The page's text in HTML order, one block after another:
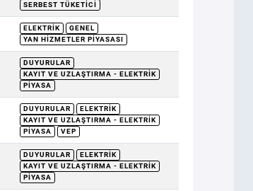
SERBEST TÜKETICI
ELEKTRIK
GENEL
YAN HIZMETLER PIYASASI
DUYURULAR
KAYIT VE UZLAŞTIRMA - ELEKTRIK
PIYASA
DUYURULAR
ELEKTRIK
KAYIT VE UZLAŞTIRMA - ELEKTRIK
PIYASA
VEP
DUYURULAR
ELEKTRIK
KAYIT VE UZLAŞTIRMA - ELEKTRIK
PIYASA